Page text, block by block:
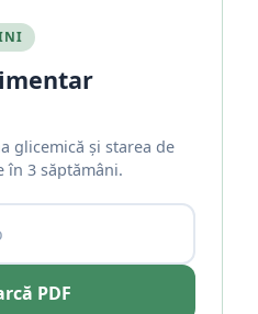
glicemică și starea de
în 3 săptămâni.
PDF